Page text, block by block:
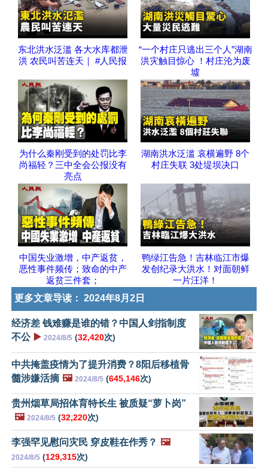
东北洪水泛滥 各大水库都泄
洪 农民叫苦连天｜ #人民报
“一个村庄只逃出三个人”湖南
洪灾触目惊心 ！村庄沦为废
墟
为什么秦刚受到的处罚比李
尚福轻？三中全会公报没有
亮点
湖南洪水泛滥 哀横遍野 8个
村庄失联 3处堤坝决口
中国失业激增，中产返贫，
恶性事件频传；致命的中产
返贫三件套；
鸭绿江告急！吉林临江市爆
发创纪录大洪水！对面朝鲜
一片汪洋！
更多文章导读： 2024年8月2日
经济差 钱难赚是谁的错？中国人剑指制度
不公 ▶️ 2024/8/5 (32,420次)
中共掩盖疫情为了提升消费？8阳后移植骨
髓涉嫌活摘 🖼️ 2024/8/5 (645,146次)
贵州烟草局招体育特长生 被质疑“萝卜岗”
🖼️ 2024/8/5 (32,220次)
李强罕见慰问灾民 穿皮鞋在作秀？ 🖼️
2024/8/5 (129,315次)